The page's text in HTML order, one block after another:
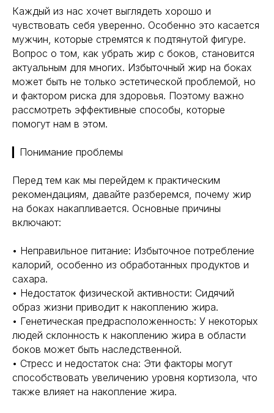
Каждый из нас хочет выглядеть хорошо и
чувствовать себя уверенно. Особенно это касается
мужчин, которые стремятся к подтянутой фигуре.
Вопрос о том, как убрать жир с боков, становится
актуальным для многих. Избыточный жир на боках
может быть не только эстетической проблемой, но
и фактором риска для здоровья. Поэтому важно
рассмотреть эффективные способы, которые
помогут нам в этом.
▎Понимание проблемы
Перед тем как мы перейдем к практическим
рекомендациям, давайте разберемся, почему жир
на боках накапливается. Основные причины
включают:
• Неправильное питание: Избыточное потребление
калорий, особенно из обработанных продуктов и
сахара.
• Недостаток физической активности: Сидячий
образ жизни приводит к накоплению жира.
• Генетическая предрасположенность: У некоторых
людей склонность к накоплению жира в области
боков может быть наследственной.
• Стресс и недостаток сна: Эти факторы могут
способствовать увеличению уровня кортизола, что
также влияет на накопление жира.